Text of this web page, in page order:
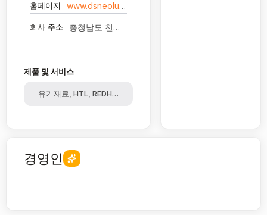
홈페이지 www.dsneolux.co.kr
회사 주소 충청남도 천안시 서북구 입장면 쑥골길 21-32
제품 및 서비스
유기재료, HTL, REDHOST, CP
경영인